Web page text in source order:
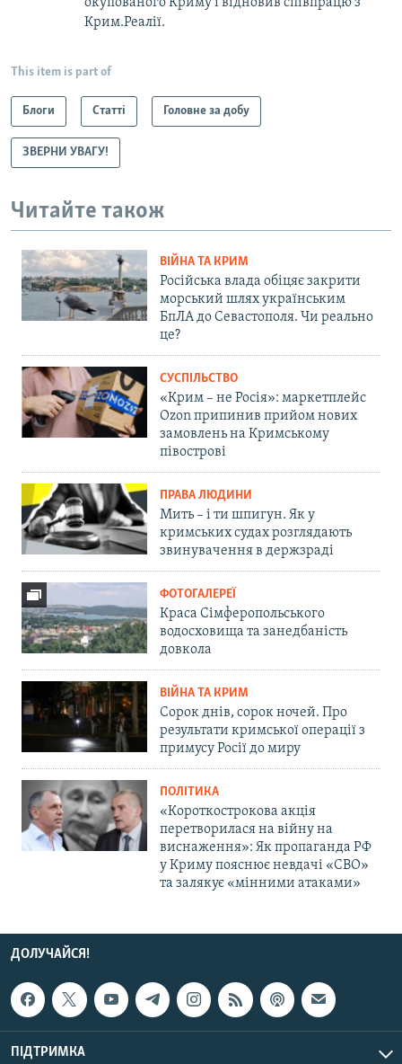
Крим.Реалії.
This item is part of
Блоги Статті Головне за добу
ЗВЕРНИ УВАГУ!
Читайте також
ВІЙНА ТА КРИМ
Російська влада обіцяє закрити
морський шлях українським
БпЛА до Севастополя. Чи реально
це?
СУСПІЛЬСТВО
«Крим – не Росія»: маркетплейс
Ozon припинив прийом нових
замовлень на Кримському
півострові
ПРАВА ЛЮДИНИ
Мить – і ти шпигун. Як у
кримських судах розглядають
звинувачення в держзраді
ФОТОГАЛЕРЕЇ
Краса Сімферопольського
водосховища та занедбаність
довкола
ВІЙНА ТА КРИМ
Сорок днів, сорок ночей. Про
результати кримської операції з
примусу Росії до миру
ПОЛІТИКА
«Короткострокова акція
перетворилася на війну на
виснаження»: Як пропаганда РФ
у Криму пояснює невдачі «СВО»
та залякує «мінними атаками»
ДОЛУЧАЙСЯ!
ПІДТРИМКА